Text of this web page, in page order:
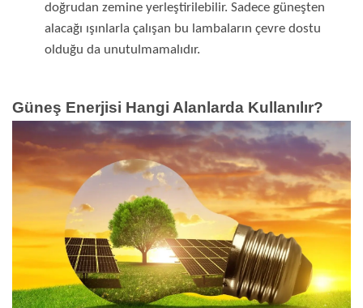
doğrudan zemine yerleştirilebilir. Sadece güneşten
alacağı ışınlarla çalışan bu lambaların çevre dostu
olduğu da unutulmamalıdır.
Güneş Enerjisi Hangi Alanlarda Kullanılır?